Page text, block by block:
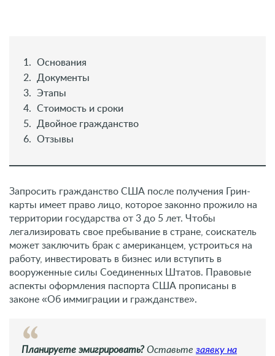
Основания
Документы
Этапы
Стоимость и сроки
Двойное гражданство
Отзывы
Запросить гражданство США после получения Грин-
карты имеет право лицо, которое законно прожило на
территории государства от 3 до 5 лет. Чтобы
легализировать свое пребывание в стране, соискатель
может заключить брак с американцем, устроиться на
работу, инвестировать в бизнес или вступить в
вооруженные силы Соединенных Штатов. Правовые
аспекты оформления паспорта США прописаны в
законе «Об иммиграции и гражданстве».
Планируете эмигрировать? Оставьте заявку на